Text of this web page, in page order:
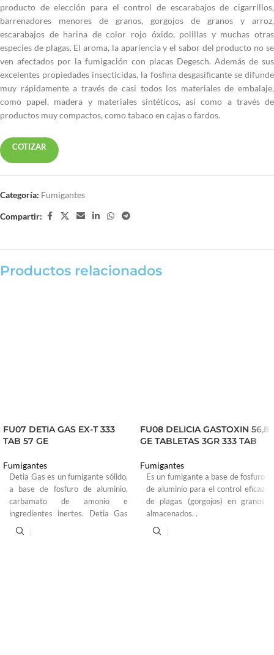
producto de elección para el control de escarabajos de cigarrillos,
barrenadores menores de granos, gorgojos de granos y arroz,
escarabajos de harina de color rojo óxido, polillas y muchas otras
especies de plagas. El aroma, la apariencia y el sabor del producto no se
ven afectados por la fumigación con placas Degesch. Además de sus
excelentes propiedades insecticidas, la fosfina desgasificante se difunde
muy rápidamente a través de casi todos los materiales de embalaje,
como papel, madera y materiales sintéticos, así como a través de
productos muy compactos, como tabaco en cajas o fardos.
COTIZAR
Categoría: Fumigantes
Compartir:
Productos relacionados
FU07 DETIA GAS EX-T 333
TAB 57 GE
Fumigantes
Detia Gas es un fumigante sólido,
a base de fosfuro de aluminio,
carbamato de amonio e
ingredientes inertes. Detia Gas
genera fosfuro de hidrógeno por
hidrólisis del fosfuro de aluminio
FU08 DELICIA GASTOXIN 56,8
GE TABLETAS 3GR 333 TAB
Fumigantes
Es un fumigante a base de fosfuro
de aluminio para el control eficaz
de plagas (gorgojos) en granos
almacenados. .